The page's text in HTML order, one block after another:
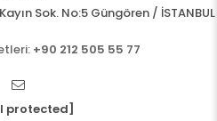
Sok. No:5 Güngören / İSTANBUL
+90 212 505 55 77
protected]